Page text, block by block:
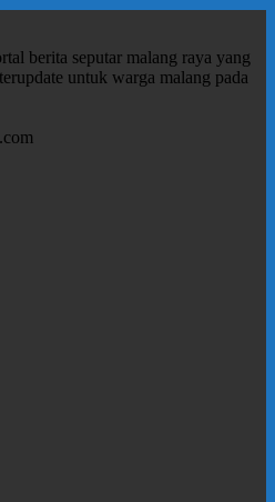
berita seputar malang raya yang
untuk warga malang pada